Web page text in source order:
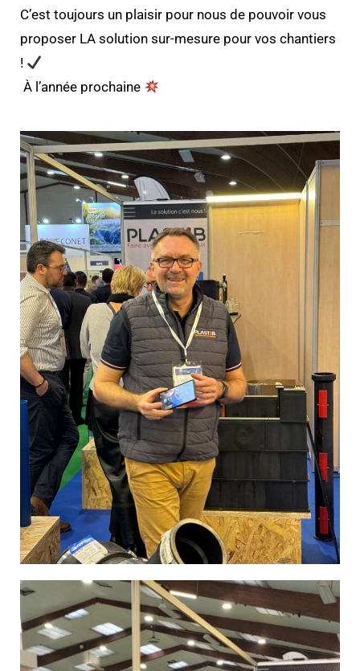
C’est toujours un plaisir pour nous de pouvoir vous
proposer LA solution sur-mesure pour vos chantiers
!
À l’année prochaine